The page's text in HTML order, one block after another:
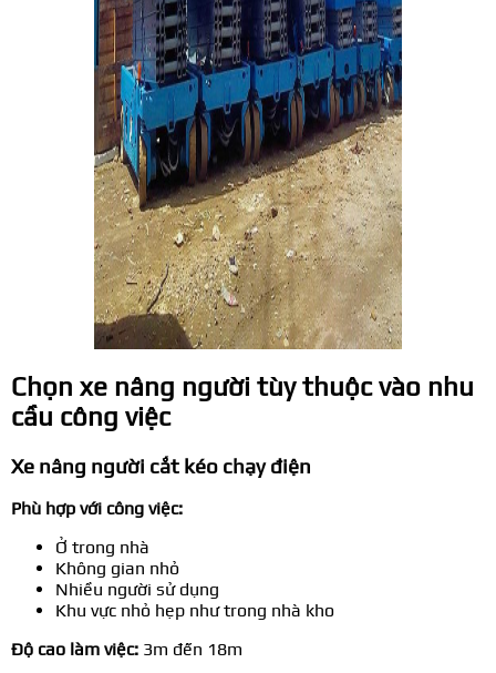
Chọn xe nâng người tùy thuộc vào nhu
cầu công việc
Xe nâng người cắt kéo chạy điện
Phù hợp với công việc:
Ở trong nhà
Không gian nhỏ
Nhiều người sử dụng
Khu vực nhỏ hẹp như trong nhà kho
Độ cao làm việc: 3m đến 18m